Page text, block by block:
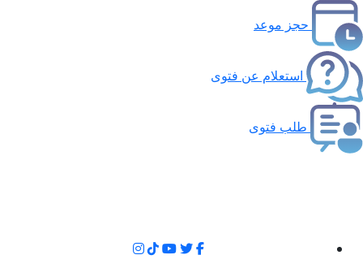
حجز موعد
استعلام عن فتوى
طلب فتوى